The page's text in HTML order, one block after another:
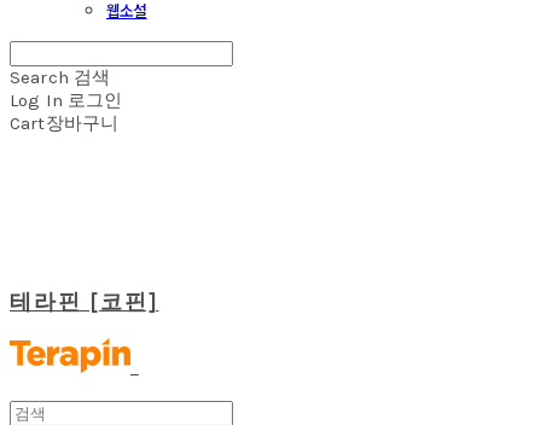
웹소설
Search 검색
Log In 로그인
Cart장바구니
테라핀 [코핀]